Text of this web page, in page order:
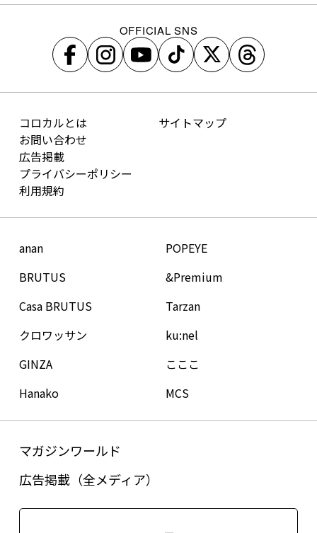
OFFICIAL SNS
コロカルとは
お問い合わせ
広告掲載
プライバシーポリシー
利用規約
サイトマップ
anan
BRUTUS
Casa BRUTUS
クロワッサン
GINZA
Hanako
POPEYE
&Premium
Tarzan
ku:nel
こここ
MCS
マガジンワールド
広告掲載（全メディア）